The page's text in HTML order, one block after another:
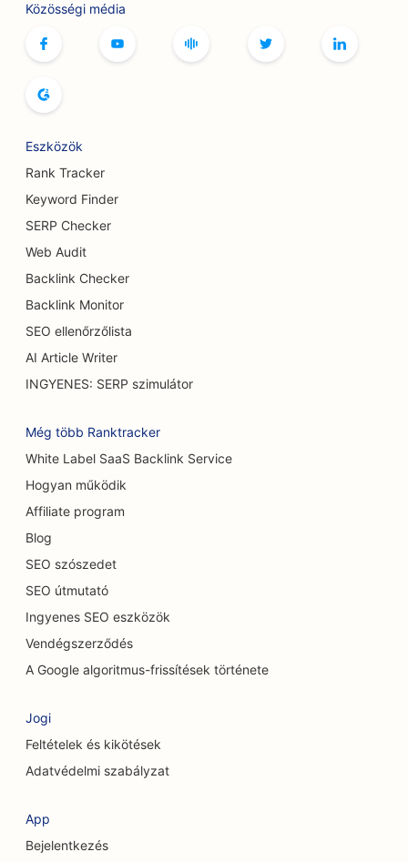
SEO a bowlingpályák számára
SEO a társasjáték kávézók számára
SEO a mellnagyobbítási szolgáltatásokhoz
SEO büfé éttermek számára
SEO az égési sebészek számára
SEO kávézók számára
SEO a cukrászdák számára
SEO autómosók számára
SEO autókereskedések számára
SEO a takarítási szolgáltatások számára
SEO a csontkovácsok számára
SEO a kémiai hámlasztási szolgáltatásokhoz
SEO a koponya- és arckoponya sebészek
számára
Közösségi média
Eszközök
Rank Tracker
Keyword Finder
SERP Checker
Web Audit
Backlink Checker
Backlink Monitor
SEO ellenőrzőlista
AI Article Writer
INGYENES: SERP szimulátor
Még több Ranktracker
White Label SaaS Backlink Service
Hogyan működik
Affiliate program
Blog
SEO szószedet
SEO útmutató
Ingyenes SEO eszközök
Vendégszerződés
A Google algoritmus-frissítések története
Jogi
Feltételek és kikötések
Adatvédelmi szabályzat
App
Bejelentkezés